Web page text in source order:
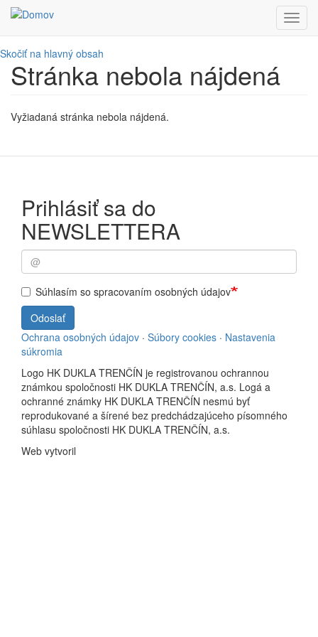
Skočiť na hlavný obsah
Stránka nebola nájdená
Vyžiadaná stránka nebola nájdená.
Prihlásiť sa do
NEWSLETTERA
Súhlasím so spracovaním osobných údajov
Odoslať
Ochrana osobných údajov · Súbory cookies · Nastavenia
súkromia
Logo HK DUKLA TRENČÍN je registrovanou ochrannou
známkou spoločnosti HK DUKLA TRENČÍN, a.s. Logá a
ochranné známky HK DUKLA TRENČÍN nesmú byť
reprodukované a šírené bez predchádzajúceho písomného
súhlasu spoločnosti HK DUKLA TRENČÍN, a.s.
Web vytvoril